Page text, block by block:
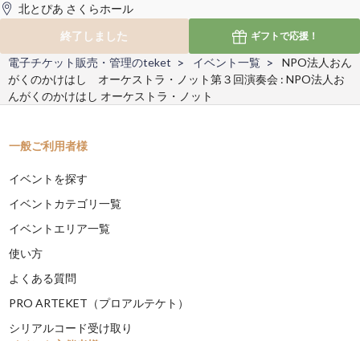
北とぴあ さくらホール
終了しました
ギフトで応援！
電子チケット販売・管理のteket イベント一覧
NPO法人おん
がくのかけはし オーケストラ・ノット第３回演奏会 : NPO法人お
んがくのかけはし オーケストラ・ノット
一般ご利用者様
イベントを探す
イベントカテゴリ一覧
イベントエリア一覧
使い方
よくある質問
PRO ARTEKET（プロアルテケト）
シリアルコード受け取り